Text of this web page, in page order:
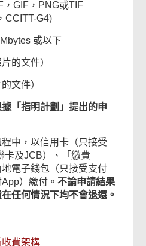
，GIF，PNG或TIF
CCITT-G4)
或以下
的文件）
件）
「指明計劃」提出的申
中，以信用卡（只接受
卡及JCB）、「繳費
電子錢包（只接受支付
）繳付。不論申請結果
任何情況下均不會退還。
費架構